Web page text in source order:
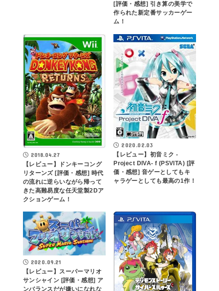
[評価・感想] 引き算の美学で
作られた新定番サッカーゲー
ム！
2018.04.27
【レビュー】ドンキーコング
リターンズ [評価・感想] 時代
の流れに逆らいながら帰って
きた高難易度な任天堂製2Dア
クションゲーム！
2020.02.03
【レビュー】初音ミク -
Project DIVA- f (PSVITA) [評
価・感想] 音ゲーとしてもキ
ャラゲーとしても最高の1作！
2020.09.21
【レビュー】スーパーマリオ
サンシャイン [評価・感想] ア
ンバランスだが嫌いになれな